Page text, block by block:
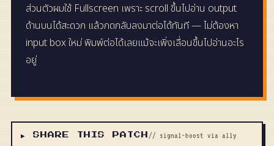
ส่วนตัวผมใช้ Fullscreen เพราะ scroll ขึ้นไปอ่าน output
ด้านบนได้สะดวก แล้วกดกลับลงมาต่อได้ทันที — ไม่ต้องหา
input box ใหม่ พิมพ์ต่อได้เลยแม้จะเพิ่งเลื่อนขึ้นไปอ่านอะไร
อยู่
▶ SHARE THIS PATCH // signal-boost via ally